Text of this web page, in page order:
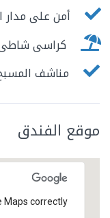
أمن على مدار
كراسى
مناشف
موقع الفندق
Maps correctly.